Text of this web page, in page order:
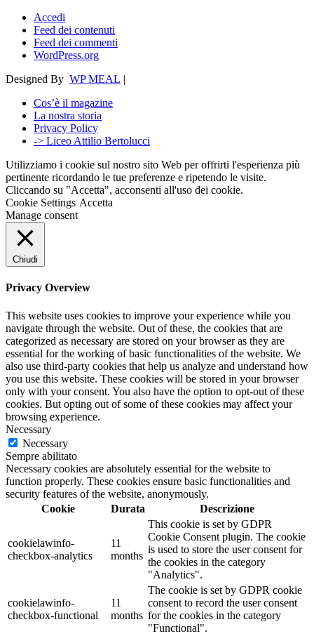
Accedi
Feed dei contenuti
Feed dei commenti
WordPress.org
Designed By WP MEAL |
Cos’è il magazine
La nostra storia
Privacy Policy
-> Liceo Attilio Bertolucci
Utilizziamo i cookie sul nostro sito Web per offrirti l'esperienza più
pertinente ricordando le tue preferenze e ripetendo le visite.
Cliccando su "Accetta", acconsenti all'uso dei cookie.
Cookie Settings Accetta
Manage consent
Chiudi
Privacy Overview
This website uses cookies to improve your experience while you
navigate through the website. Out of these, the cookies that are
categorized as necessary are stored on your browser as they are
essential for the working of basic functionalities of the website. We
also use third-party cookies that help us analyze and understand how
you use this website. These cookies will be stored in your browser
only with your consent. You also have the option to opt-out of these
cookies. But opting out of some of these cookies may affect your
browsing experience.
Necessary
Necessary
Sempre abilitato
Necessary cookies are absolutely essential for the website to
function properly. These cookies ensure basic functionalities and
security features of the website, anonymously.
Cookie
Durata Descrizione
cookielawinfo-
checkbox-analytics
11
months
This cookie is set by GDPR
Cookie Consent plugin. The cookie
is used to store the user consent for
the cookies in the category
"Analytics".
cookielawinfo-
checkbox-functional
11
months
The cookie is set by GDPR cookie
consent to record the user consent
for the cookies in the category
"Functional".